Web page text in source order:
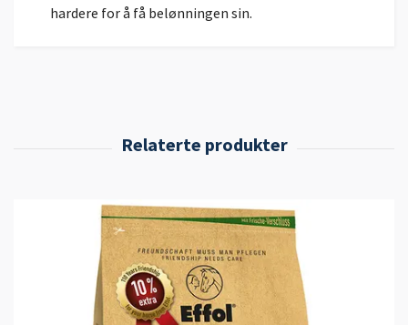
hardere for å få belønningen sin.